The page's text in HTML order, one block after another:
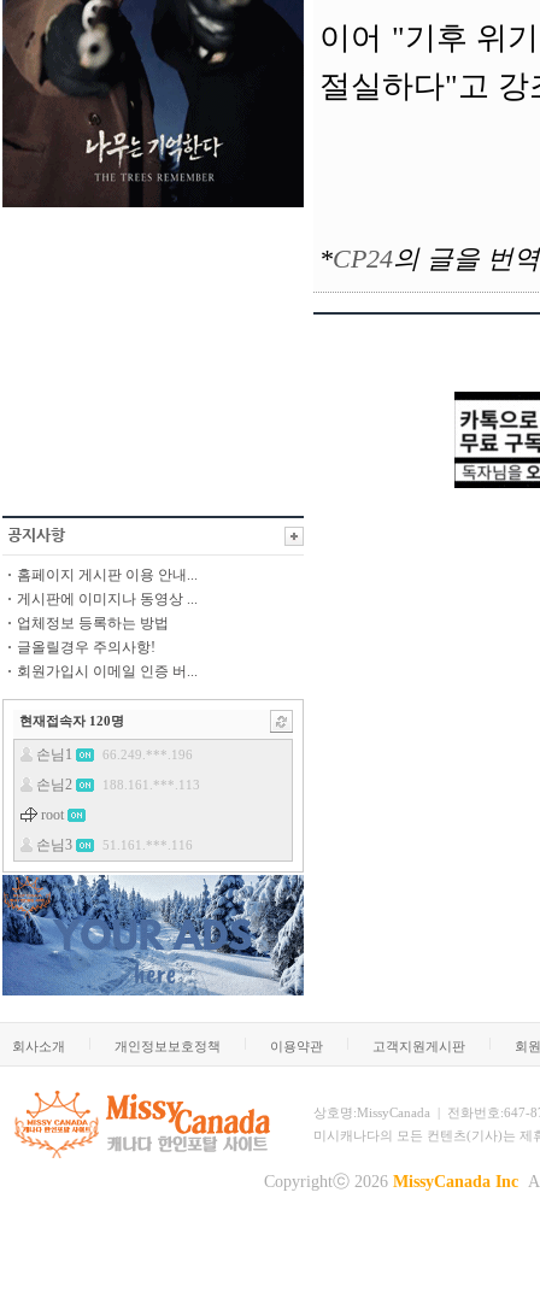
홈페이지 게시판 이용 안내...
게시판에 이미지나 동영상 ...
업체정보 등록하는 방법
글올릴경우 주의사항!
회원가입시 이메일 인증 버...
현재접속자 120명
이어 "기후 위
절실하다"고 강
*CP24의 글을 번역
회사소개 개인정보보호정책 이용약관 고객지원게시판 회
상호명:MissyCanada | 전화번호:647-
미시캐나다의 모든 컨텐츠(기사)는
Copyrightⓒ 2026 MissyCanada Inc